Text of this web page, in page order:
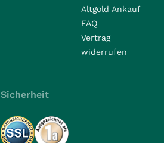
Altgold Ankauf
FAQ
Vertrag
widerrufen
Sicherheit